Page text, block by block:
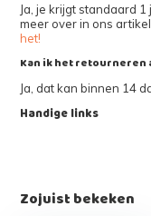
Ja, je krijgt standaard
meer over in ons
het!
Kan ik het retourneren
Ja, dat kan binnen 14
Handige links
Zojuist bekeken